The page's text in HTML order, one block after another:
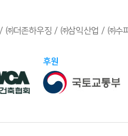
㈜더존하우징 ㈜삼익산업 ㈜수
후원